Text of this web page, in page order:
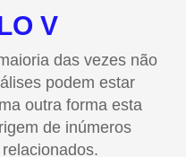
V
das vezes não
podem estar
outra forma esta
de inúmeros